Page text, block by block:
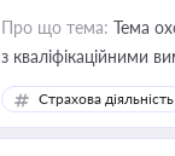
Про що тема: Тема
з кваліфікаційними
медійних змін у цій
приватизації,
Страхова діяльність